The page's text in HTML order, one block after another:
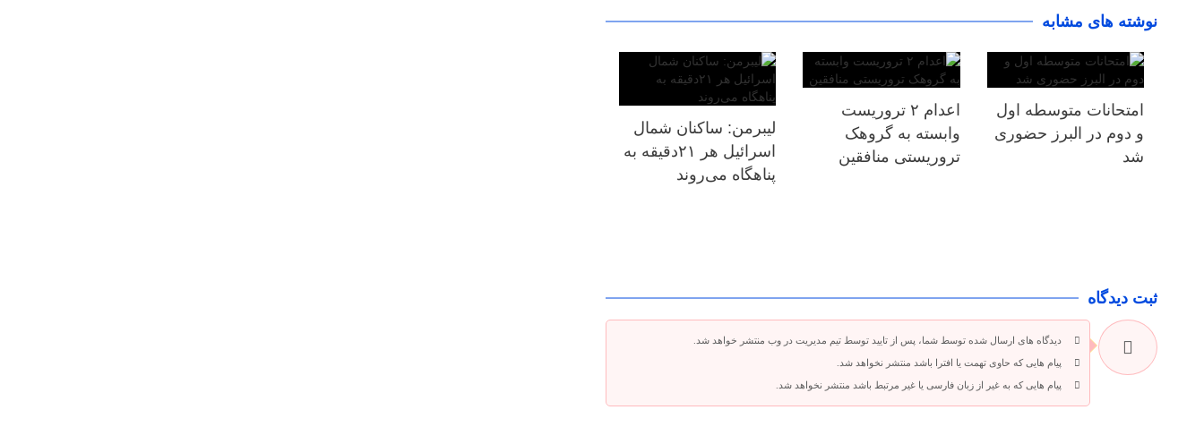
نوشته های مشابه
امتحانات متوسطه اول
و دوم در البرز حضوری
شد
اعدام ۲ تروریست
وابسته به گروهک
تروریستی منافقین
لیبرمن: ساکنان شمال
اسرائیل هر ۲۱دقیقه به
پناهگاه می‌روند
ثبت دیدگاه
دیدگاه های ارسال شده توسط شما، پس از تایید توسط تیم مدیریت در وب منتشر خواهد شد.
پیام هایی که حاوی تهمت یا افترا باشد منتشر نخواهد شد.
پیام هایی که به غیر از زبان فارسی یا غیر مرتبط باشد منتشر نخواهد شد.